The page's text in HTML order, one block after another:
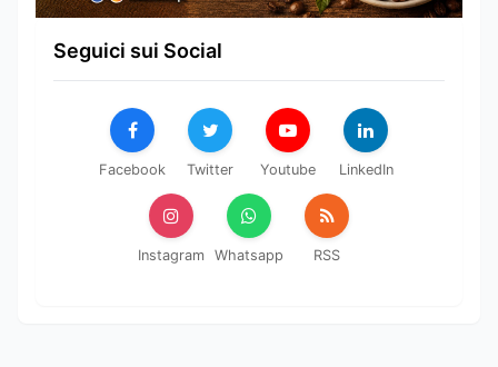
Seguici sui Social
Facebook Twitter Youtube LinkedIn
Instagram Whatsapp RSS